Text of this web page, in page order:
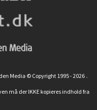
Media © Copyright 1995 - 2026 .
må der IKKE kopieres indhold fra